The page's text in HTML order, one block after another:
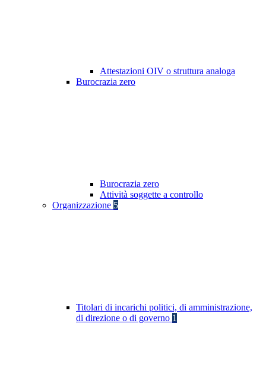
Attestazioni OIV o struttura analoga
Burocrazia zero
Burocrazia zero
Attività soggette a controllo
Organizzazione 5
Titolari di incarichi politici, di amministrazione,
di direzione o di governo 1